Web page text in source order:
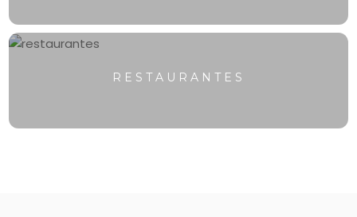
RESTAURANTES